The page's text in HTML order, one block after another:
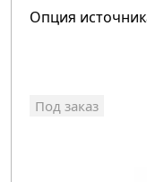
Опция
Под заказ